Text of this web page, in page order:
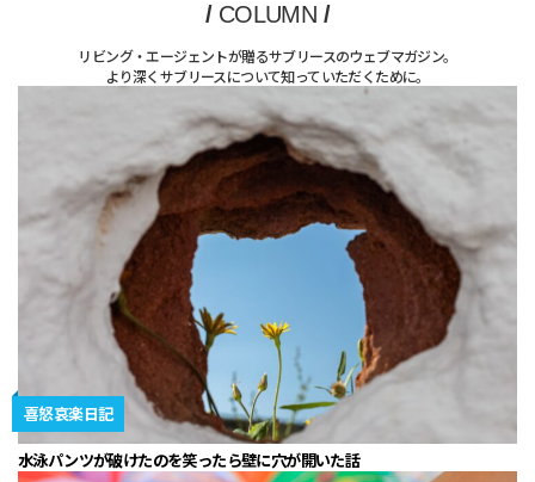
/ COLUMN /
リビング・エージェントが贈るサブリースのウェブマガジン。
より深くサブリースについて知っていただくために。
喜怒哀楽日記
水泳パンツが破けたのを笑ったら壁に穴が開いた話